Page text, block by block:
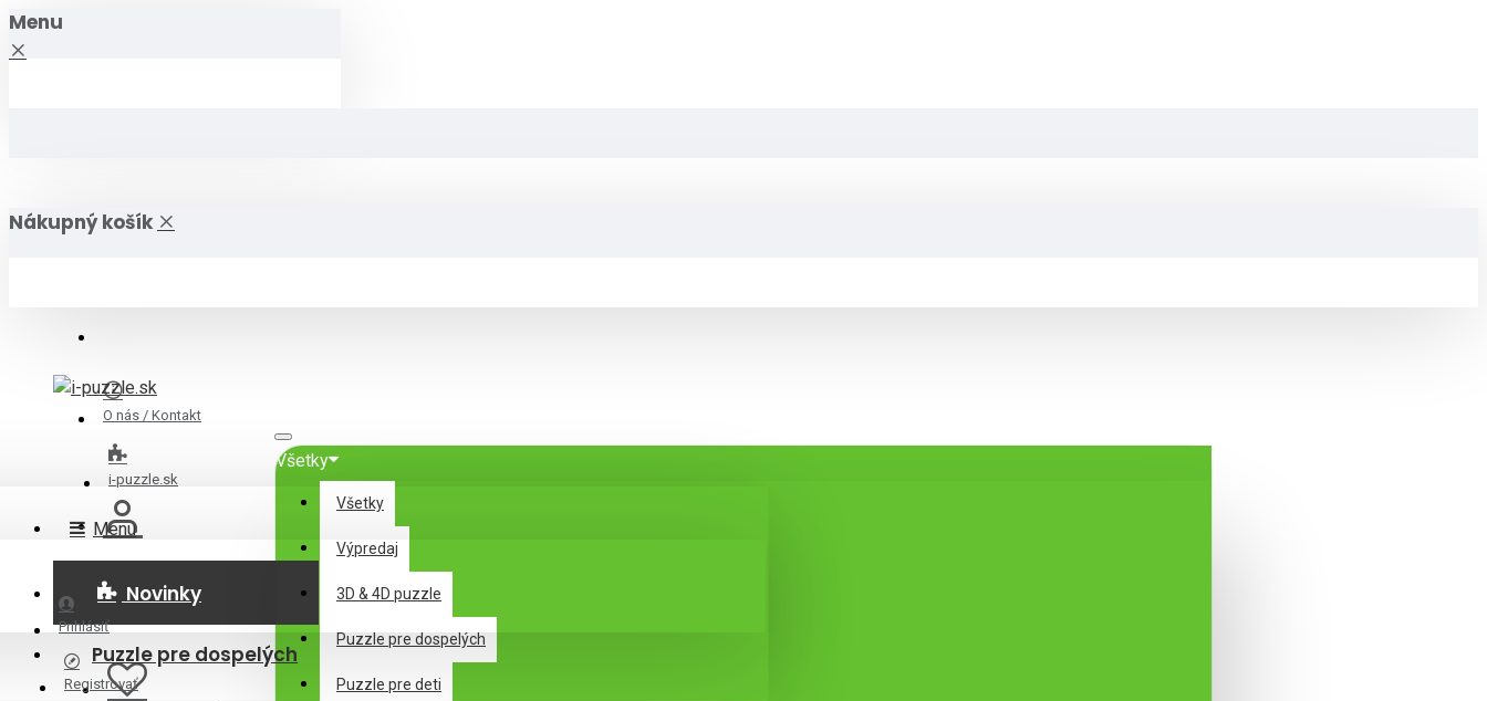
Menu
Nákupný košík
O nás / Kontakt
i-puzzle.sk
Všetky
Všetky
Výpredaj
3D & 4D puzzle
Puzzle pre dospelých
Puzzle pre deti
Menu
Novinky
Puzzle pre dospelých
Prihlásiť
Registrovať